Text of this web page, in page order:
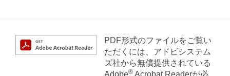
PDF形式のファイルをご覧い
ただくには、アドビシステム
ズ社から無償提供されている
Adobe®Acrobat Readerが必